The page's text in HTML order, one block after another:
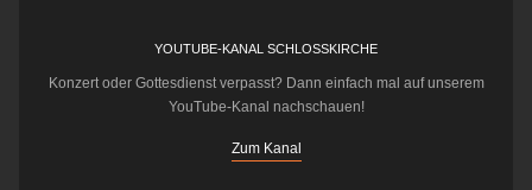
YOUTUBE-KANAL SCHLOSSKIRCHE
Konzert oder Gottesdienst verpasst? Dann einfach mal auf unserem
YouTube-Kanal nachschauen!
Zum Kanal